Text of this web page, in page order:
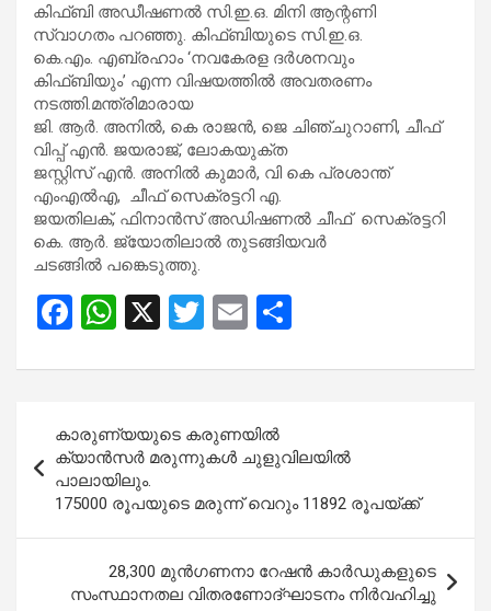
കിഫ്ബി അഡീഷണൽ സി.ഇ.ഒ. മിനി ആന്റണി
സ്വാഗതം പറഞ്ഞു. കിഫ്ബിയുടെ സി.ഇ.ഒ.
കെ.എം. എബ്രഹാം ‘നവകേരള ദർശനവും
കിഫ്ബിയും’ എന്ന വിഷയത്തിൽ അവതരണം
നടത്തി.മന്ത്രിമാരായ
ജി. ആർ. അനിൽ, കെ രാജൻ, ജെ ചിഞ്ചുറാണി, ചീഫ്
വിപ്പ് എൻ. ജയരാജ്, ലോകയുക്ത
ജസ്റ്റിസ് എൻ. അനിൽ കുമാർ, വി കെ പ്രശാന്ത്
എംഎൽഎ, ചീഫ് സെക്രട്ടറി എ.
ജയതിലക്, ഫിനാൻസ് അഡിഷണൽ ചീഫ് സെക്രട്ടറി
കെ. ആർ. ജ്യോതിലാൽ തുടങ്ങിയവർ
ചടങ്ങിൽ പങ്കെടുത്തു.
F
ce
o
o
k
W
at
s
A
p
p
X
T
tt
E
ail ar
navigation
കാരുണ്യയുടെ കരുണയിൽ
ക്യാൻസർ മരുന്നുകൾ ചുളുവിലയിൽ
പാലായിലും.
175000 രൂപയുടെ മരുന്ന് വെറും 11892 രൂപയ്ക്ക്
28,300 മുൻഗണനാ റേഷൻ കാർഡുകളുടെ
സംസ്ഥാനതല വിതരണോദ്ഘാടനം നിർവഹിച്ചു